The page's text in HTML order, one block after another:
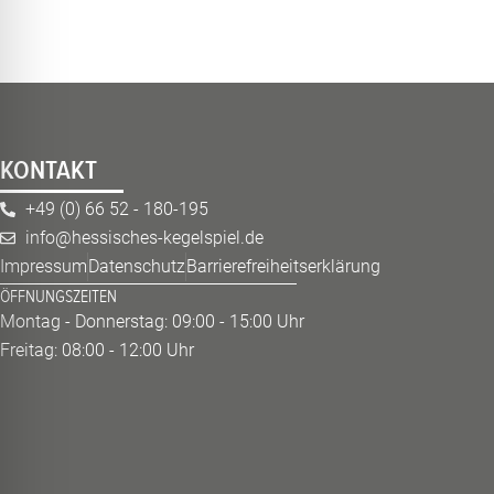
KONTAKT
+49 (0) 66 52 - 180-195
info@hessisches-kegelspiel.de
ImpressumDatenschutzBarrierefreiheitserklärung
ÖFFNUNGSZEITEN
Montag - Donnerstag: 09:00 - 15:00 Uhr
Freitag: 08:00 - 12:00 Uhr